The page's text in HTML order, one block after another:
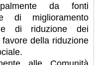
da fonti
di miglioramento
e di riduzione dei
della riduzione